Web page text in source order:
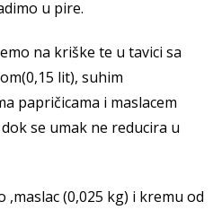
u pire.
na kriške te u tavici sa
lit), suhim
papričicama i maslacem
se umak ne reducira u
,maslac (0,025 kg) i kremu od